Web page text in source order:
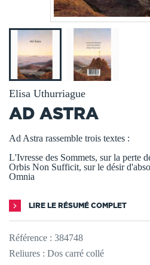
Elisa Uthurriague
AD ASTRA
Ad Astra rassemble trois textes :
L'Ivresse des Sommets, sur la perte
Orbis Non Sufficit, sur le désir
Omnia
LIRE LE RÉSUMÉ COMPLET
Référence : 384748
Reliures : Dos carré collé